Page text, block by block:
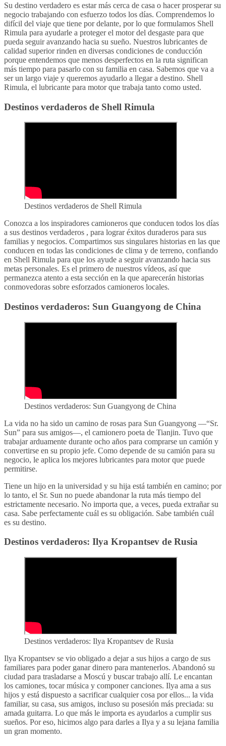
Su destino verdadero es estar más cerca de casa o hacer prosperar su
negocio trabajando con esfuerzo todos los días. Comprendemos lo
difícil del viaje que tiene por delante, por lo que formulamos Shell
Rimula para ayudarle a proteger el motor del desgaste para que
pueda seguir avanzando hacia su sueño. Nuestros lubricantes de
calidad superior rinden en diversas condiciones de conducción
porque entendemos que menos desperfectos en la ruta significan
más tiempo para pasarlo con su familia en casa. Sabemos que va a
ser un largo viaje y queremos ayudarlo a llegar a destino. Shell
Rimula, el lubricante para motor que trabaja tanto como usted.
Destinos verdaderos de Shell Rimula
Destinos verdaderos de Shell Rimula
Conozca a los inspiradores camioneros que conducen todos los días
a sus destinos verdaderos , para lograr éxitos duraderos para sus
familias y negocios. Compartimos sus singulares historias en las que
conducen en todas las condiciones de clima y de terreno, confiando
en Shell Rimula para que los ayude a seguir avanzando hacia sus
metas personales. Es el primero de nuestros vídeos, así que
permanezca atento a esta sección en la que aparecerán historias
conmovedoras sobre esforzados camioneros locales.
Destinos verdaderos: Sun Guangyong de China
Destinos verdaderos: Sun Guangyong de China
La vida no ha sido un camino de rosas para Sun Guangyong —“Sr.
Sun” para sus amigos—, el camionero poeta de Tianjin. Tuvo que
trabajar arduamente durante ocho años para comprarse un camión y
convertirse en su propio jefe. Como depende de su camión para su
negocio, le aplica los mejores lubricantes para motor que puede
permitirse.
Tiene un hijo en la universidad y su hija está también en camino; por
lo tanto, el Sr. Sun no puede abandonar la ruta más tiempo del
estrictamente necesario. No importa que, a veces, pueda extrañar su
casa. Sabe perfectamente cuál es su obligación. Sabe también cuál
es su destino.
Destinos verdaderos: Ilya Kropantsev de Rusia
Destinos verdaderos: Ilya Kropantsev de Rusia
Ilya Kropantsev se vio obligado a dejar a sus hijos a cargo de sus
familiares para poder ganar dinero para mantenerlos. Abandonó su
ciudad para trasladarse a Moscú y buscar trabajo allí. Le encantan
los camiones, tocar música y componer canciones. Ilya ama a sus
hijos y está dispuesto a sacrificar cualquier cosa por ellos... la vida
familiar, su casa, sus amigos, incluso su posesión más preciada: su
amada guitarra. Lo que más le importa es ayudarlos a cumplir sus
sueños. Por eso, hicimos algo para darles a Ilya y a su lejana familia
un gran momento.